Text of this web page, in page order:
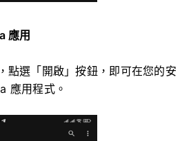
應用
點選「開啟」按鈕，即可在您的安
應用程式。